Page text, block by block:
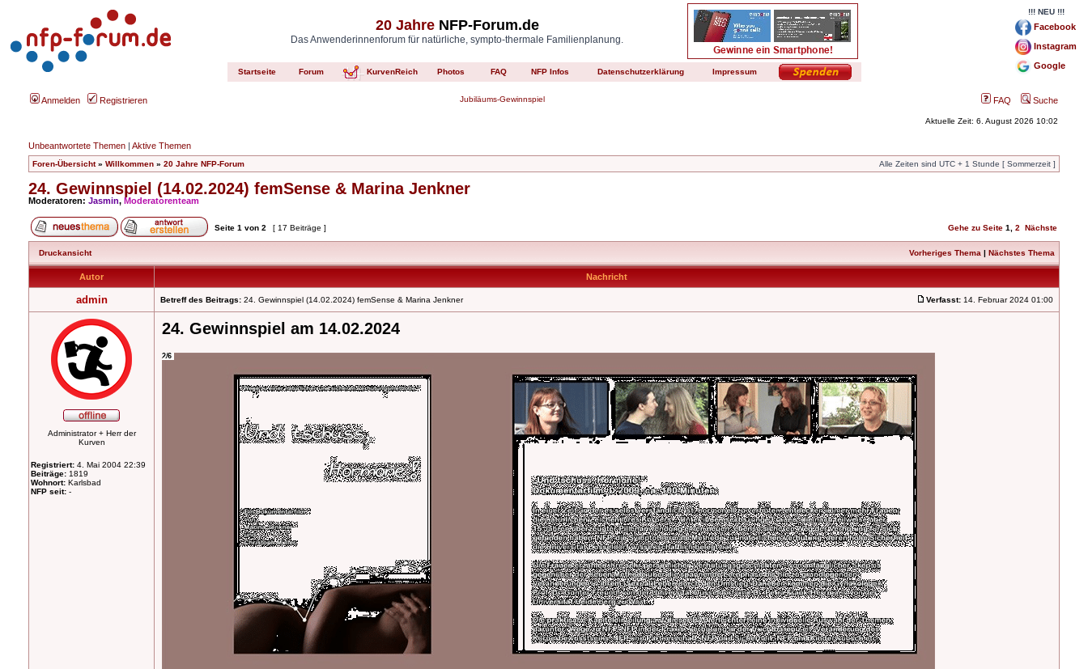
20 JahreNFP-Forum.de
Das Anwenderinnenforum für natürliche, sympto-thermale Familienplanung.
Startseite Forum KurvenReich Photos FAQ NFP Infos Datenschutzerklärung Impressum
!!! NEU !!!
Facebook
Instagram
Google
Anmelden Registrieren Jubiläums-Gewinnspiel FAQ Suche
Aktuelle Zeit: 6. August 2026 10:02
Unbeantwortete Themen | Aktive Themen
Foren-Übersicht» Willkommen » 20 Jahre NFP-Forum Alle Zeiten sind UTC + 1 Stunde [ Sommerzeit ]
24. Gewinnspiel (14.02.2024) femSense & Marina Jenkner
Moderatoren: Jasmin, Moderatorenteam
Seite 1 von 2 [ 17 Beiträge ] Gehe zu Seite 1 2 Nächste
Druckansicht Vorheriges Thema | Nächstes Thema
Autor Nachricht
admin Betreff des Beitrags: 24. Gewinnspiel (14.02.2024) femSense & Marina Jenkner Verfasst: 14. Februar 2024 01:00
Administrator + Herr der
Kurven
Registriert: 4. Mai 2004 22:39
Beiträge: 1819
Wohnort: Karlsbad
NFP seit: -
24. Gewinnspiel am 14.02.2024